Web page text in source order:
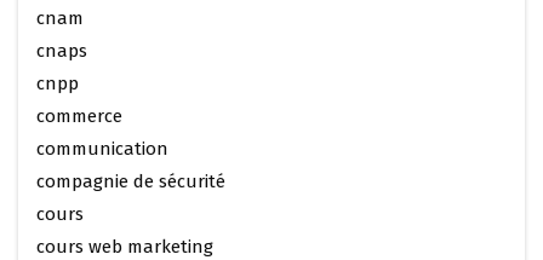
cnam
cnaps
cnpp
commerce
communication
compagnie de sécurité
cours
cours web marketing